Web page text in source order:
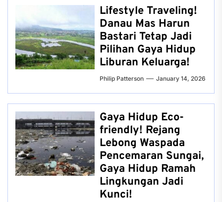
Lifestyle Traveling!
Danau Mas Harun
Bastari Tetap Jadi
Pilihan Gaya Hidup
Liburan Keluarga!
Philip Patterson January 14, 2026
Gaya Hidup Eco-
friendly! Rejang
Lebong Waspada
Pencemaran Sungai,
Gaya Hidup Ramah
Lingkungan Jadi
Kunci!